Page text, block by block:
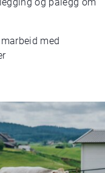
med